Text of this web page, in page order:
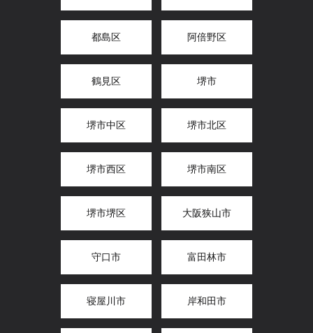
都島区 阿倍野区
鶴見区 堺市
堺市中区 堺市北区
堺市西区 堺市南区
堺市堺区 大阪狭山市
守口市 富田林市
寝屋川市 岸和田市